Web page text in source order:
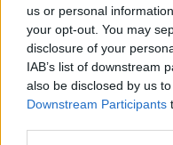
us or personal
your opt-out. You may
disclosure of your
IAB’s list of downstream
also be disclosed by us
Downstream Participants